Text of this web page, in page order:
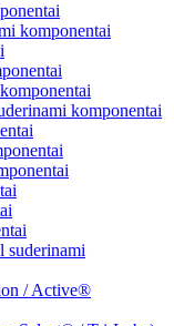
komponentai
komponentai
/ Active®